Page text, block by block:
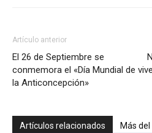
Artículo anterior
El 26 de Septiembre se
conmemora el «Día Mundial de
la Anticoncepción»
Artículos relacionados Más